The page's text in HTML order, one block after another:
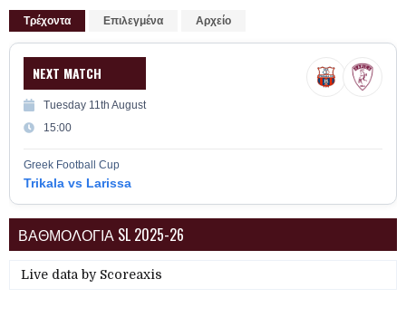
Τρέχοντα Επιλεγμένα Αρχείο
NEXT MATCH
Tuesday 11th August
15:00
Greek Football Cup
Trikala vs Larissa
ΒΑΘΜΟΛΟΓΙΑ SL 2025-26
Live data by Scoreaxis